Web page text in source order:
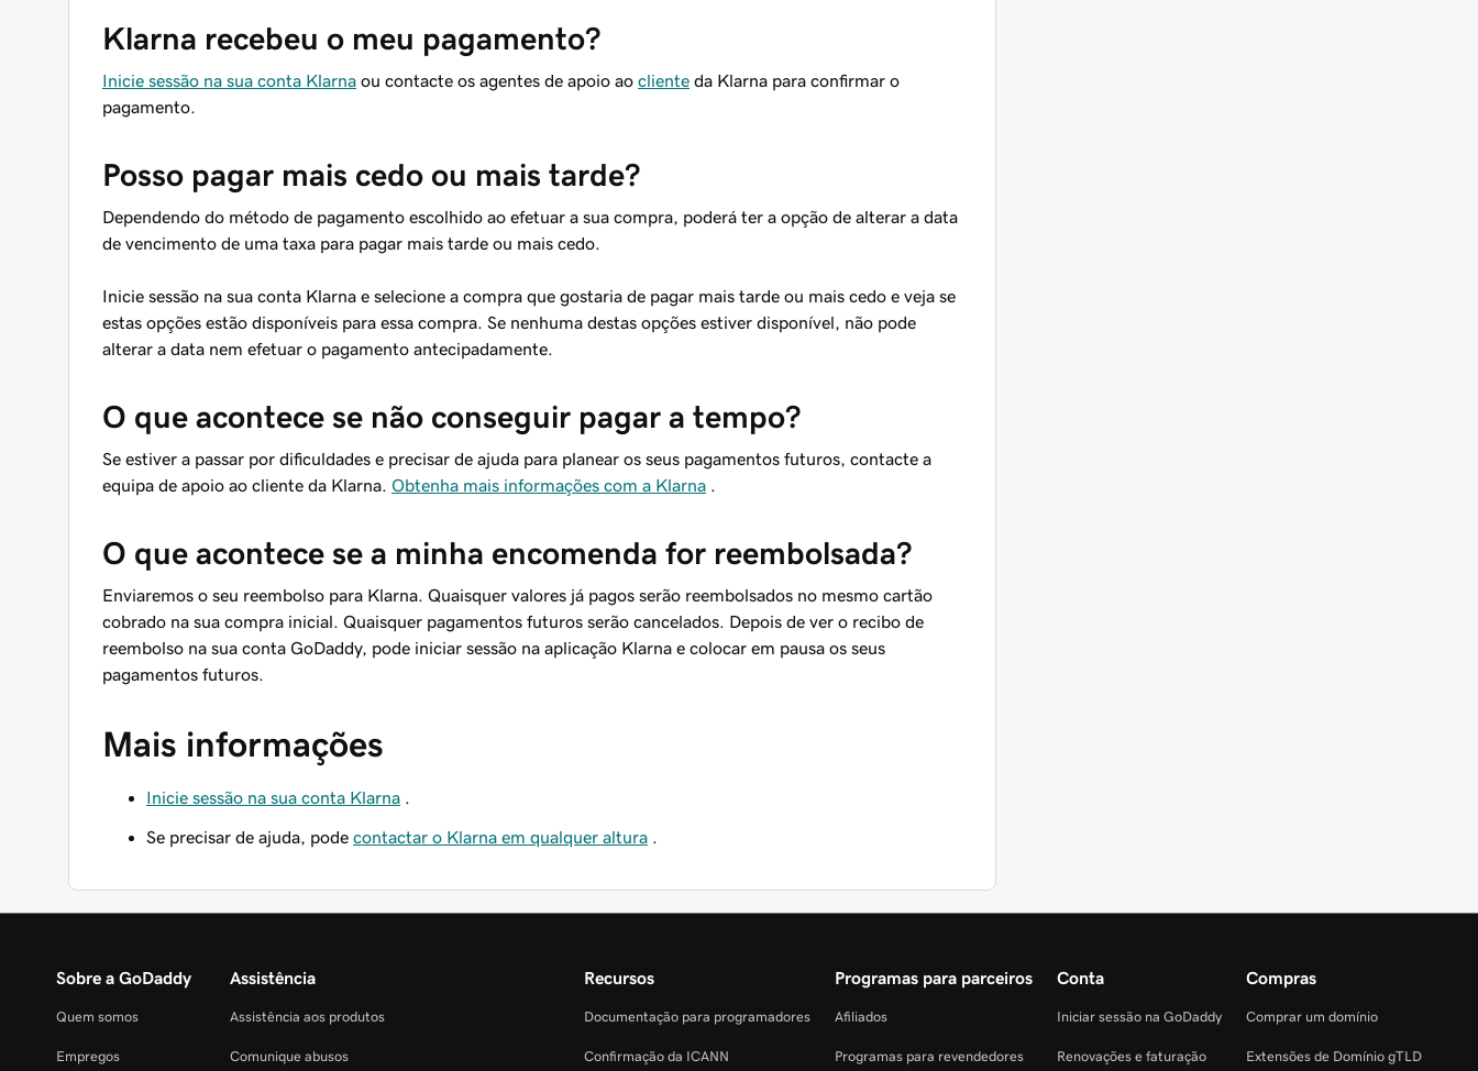
Klarna recebeu o meu pagamento?
Inicie sessão na sua conta Klarna ou contacte os agentes de apoio ao cliente da Klarna para confirmar o
pagamento.
Posso pagar mais cedo ou mais tarde?
Dependendo do método de pagamento escolhido ao efetuar a sua compra, poderá ter a opção de alterar a data
de vencimento de uma taxa para pagar mais tarde ou mais cedo.
Inicie sessão na sua conta Klarna e selecione a compra que gostaria de pagar mais tarde ou mais cedo e veja se
estas opções estão disponíveis para essa compra. Se nenhuma destas opções estiver disponível, não pode
alterar a data nem efetuar o pagamento antecipadamente.
O que acontece se não conseguir pagar a tempo?
Se estiver a passar por dificuldades e precisar de ajuda para planear os seus pagamentos futuros, contacte a
equipa de apoio ao cliente da Klarna. Obtenha mais informações com a Klarna
O que acontece se a minha encomenda for reembolsada?
Enviaremos o seu reembolso para Klarna. Quaisquer valores já pagos serão reembolsados no mesmo cartão
cobrado na sua compra inicial. Quaisquer pagamentos futuros serão cancelados. Depois de ver o recibo de
reembolso na sua conta GoDaddy, pode iniciar sessão na aplicação Klarna e colocar em pausa os seus
pagamentos futuros.
Mais informações
Inicie sessão na sua conta Klarna
Se precisar de ajuda, pode contactar o Klarna em qualquer altura
Sobre a GoDaddy
Quem somos
Empregos
Assistência
Assistência aos produtos
Comunique abusos
Recursos
Documentação para programadores
Confirmação da ICANN
Programas para parceiros
Afiliados
Programas para revendedores
Conta
Iniciar sessão na GoDaddy
Renovações e faturação
Compras
Comprar um domínio
Extensões de Domínio gTLD